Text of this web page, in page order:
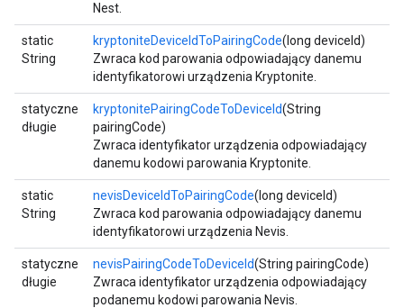
Nest.
static
String
kryptoniteDeviceIdToPairingCode(long deviceId)
Zwraca kod parowania odpowiadający danemu
identyfikatorowi urządzenia Kryptonite.
statyczne
długie
kryptonitePairingCodeToDeviceId(String
pairingCode)
Zwraca identyfikator urządzenia odpowiadający
danemu kodowi parowania Kryptonite.
static
String
nevisDeviceIdToPairingCode(long deviceId)
Zwraca kod parowania odpowiadający danemu
identyfikatorowi urządzenia Nevis.
statyczne
długie
nevisPairingCodeToDeviceId(String pairingCode)
Zwraca identyfikator urządzenia odpowiadający
podanemu kodowi parowania Nevis.